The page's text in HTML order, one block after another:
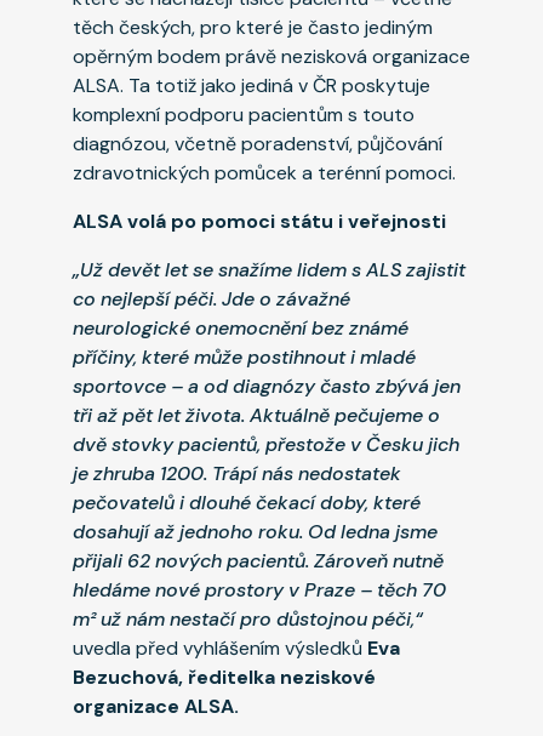
těch českých, pro které je často jediným
opěrným bodem právě nezisková organizace
ALSA. Ta totiž jako jediná v ČR poskytuje
komplexní podporu pacientům s touto
diagnózou, včetně poradenství, půjčování
zdravotnických pomůcek a terénní pomoci.
ALSA volá po pomoci státu i veřejnosti
„Už devět let se snažíme lidem s ALS zajistit
co nejlepší péči. Jde o závažné
neurologické onemocnění bez známé
příčiny, které může postihnout i mladé
sportovce – a od diagnózy často zbývá jen
tři až pět let života. Aktuálně pečujeme o
dvě stovky pacientů, přestože v Česku jich
je zhruba 1200. Trápí nás nedostatek
pečovatelů i dlouhé čekací doby, které
dosahují až jednoho roku. Od ledna jsme
přijali 62 nových pacientů. Zároveň nutně
hledáme nové prostory v Praze – těch 70
m² už nám nestačí pro důstojnou péči,“
uvedla před vyhlášením výsledků Eva
Bezuchová, ředitelka neziskové
organizace ALSA.